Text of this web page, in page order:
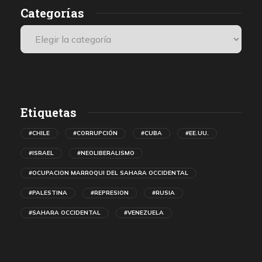
Categorías
Etiquetas
#CHILE #CORRUPCIÓN #CUBA #EE.UU.
#ISRAEL #NEOLIBERALISMO
#OCUPACION MARROQUI DEL SAHARA OCCIDENTAL
#PALESTINA #REPRESION #RUSIA
#SAHARA OCCIDENTAL #VENEZUELA